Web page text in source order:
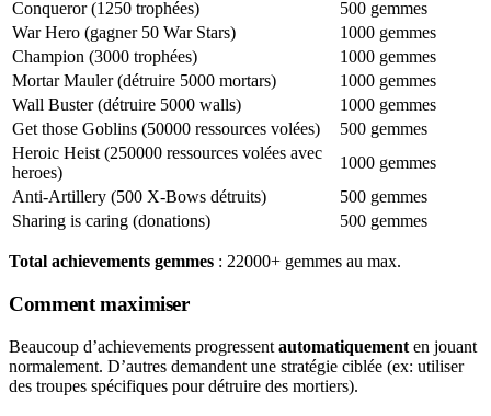
Conqueror (1250 trophées)
500 gemmes
War Hero (gagner 50 War Stars)
1000 gemmes
Champion (3000 trophées)
1000 gemmes
Mortar Mauler (détruire 5000 mortars)
1000 gemmes
Wall Buster (détruire 5000 walls)
1000 gemmes
Get those Goblins (50000 ressources volées)
500 gemmes
Heroic Heist (250000 ressources volées avec
heroes)
1000 gemmes
Anti-Artillery (500 X-Bows détruits)
500 gemmes
Sharing is caring (donations)
500 gemmes
Total achievements gemmes : 22000+ gemmes au max.
Comment maximiser
Beaucoup d’achievements progressent automatiquement en jouant
normalement. D’autres demandent une stratégie ciblée (ex: utiliser
des troupes spécifiques pour détruire des mortiers).